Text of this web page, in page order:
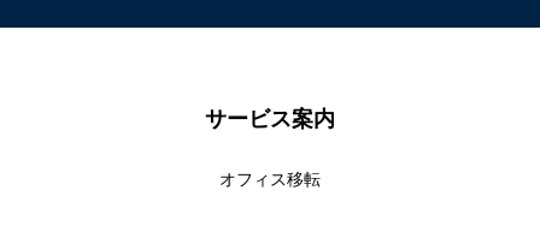
サービス案内
オフィス移転